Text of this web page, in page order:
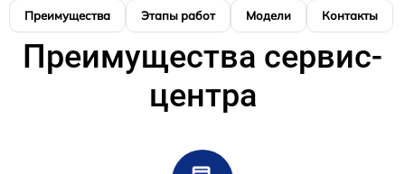
Преимущества Этапы работ Модели Контакты
Преимущества сервис-
центра